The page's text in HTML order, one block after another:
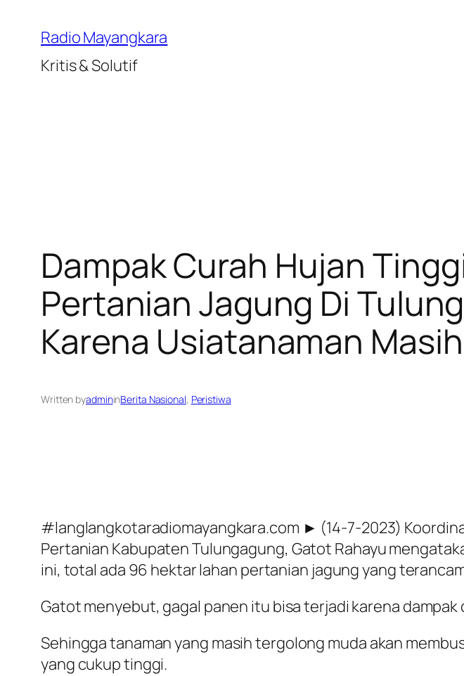
konten
Radio Mayangkara
Kritis & Solutif
Dampak Curah Hujan
Pertanian Jagung Di
Karena Usiatanaman
Written byadmininBerita Nasional, Peristiwa
#langlangkotaradiomayangkara.com ► (14-7-2023)
Pertanian Kabupaten Tulungagung, Gatot Rahayu
ini, total ada 96 hektar lahan pertanian jagung yang
Gatot menyebut, gagal panen itu bisa terjadi karena
Sehingga tanaman yang masih tergolong muda akan
yang cukup tinggi.